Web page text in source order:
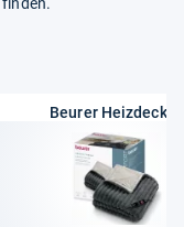
Beurer Heizdecken